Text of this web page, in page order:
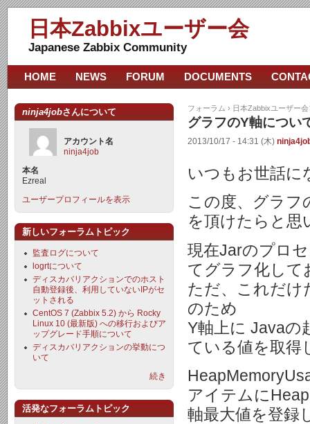
日本Zabbixユーザー会
Japanese Zabbix Community
フォーラム › 日本Zabbixユーザー
グラフのY軸につい
2013/10/17 - 14:31 (木)
いつもお世話に
この度、グラフ
を頂けたらと思
現在Jarのプロ
てグラフ化して
ただ、これだけ
のため
Y軸上に Javaの
ている値を取得
アイテムに
軸最大値を登録
HOME NEWS FORUM DOCUMENTS
ninja4jobさんについて
アカウント名
ninja4job
本名
Ezreal
ユーザープロフィールを表示
新しいフォーラムトピック
監査ログについて
logrtについて
ディスカバリアクションでのホスト
自動登録後、利用していないIPがセ
ットされる
CentOS 7 (Zabbix 5.2) から Rocky
Linux 10 (最新版) への移行およびア
ップグレード手順について
ディスカバリアクションの挙動につ
いて
続き
活発なフォーラムトピック